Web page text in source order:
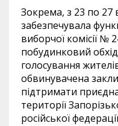
Зокрема, з 23 по 27
забезпечувала
виборчої комісії №
побудинковий
голосування
обвинувачена
підтримати
території
російської